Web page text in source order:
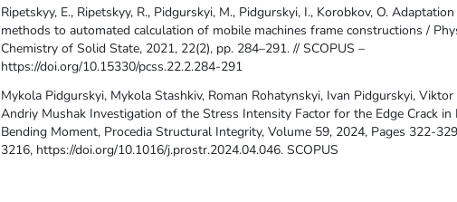
Ripetskyy, E., Ripetskyy, R., Pidgurskyi, M., Pidgurskyi, I., Korobkov, O.
methods to automated calculation of mobile machines frame constructions /
Chemistry of Solid State, 2021, 22(2), pp. 284–291. // SCOPUS –
https://doi.org/10.15330/pcss.22.2.284-291
Mykola Pidgurskyi, Mykola Stashkiv, Roman Rohatynskyi, Ivan Pidgurskyi, Viktor
Andriy Mushak Investigation of the Stress Intensity Factor for the Edge Crack in
Bending Moment, Procedia Structural Integrity, Volume 59, 2024, Pages 322-
3216, https://doi.org/10.1016/j.prostr.2024.04.046. SCOPUS